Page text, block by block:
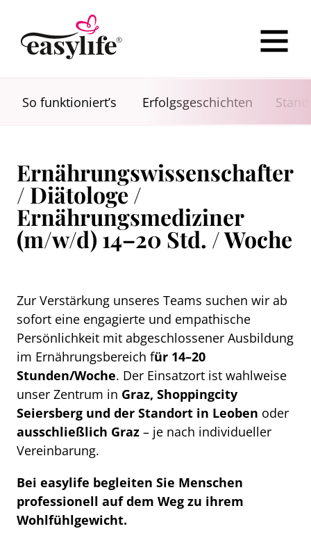
So funktioniert’s Erfolgsgeschichten
Ernährungswissenschafter
/ Diätologe /
Ernährungsmediziner
(m/w/d) 14–20 Std. / Woche
Zur Verstärkung unseres Teams suchen wir ab
sofort eine engagierte und empathische
Persönlichkeit mit abgeschlossener Ausbildung
im Ernährungsbereich für 14–20
Stunden/Woche. Der Einsatzort ist wahlweise
unser Zentrum in Graz, Shoppingcity
Seiersberg und der Standort in Leoben oder
ausschließlich Graz – je nach individueller
Vereinbarung.
Bei easylife begleiten Sie Menschen
professionell auf dem Weg zu ihrem
Wohlfühlgewicht.